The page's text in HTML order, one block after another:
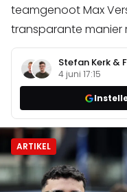
teamgenoot Max
transparante manier
Stefan Kerk &
4 juni 17:15
ARTIKEL